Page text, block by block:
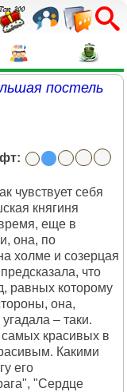
постель
чувствует себя
княгиня
еще в
она, по
холме и созерцая
что
равных которому
она,
– таки.
самых красивых в
Какими
его
"Сердце